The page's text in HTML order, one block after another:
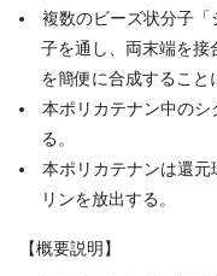
複数のビーズ状分子
子を通し、両末端を接
を簡便に合成すること
本ポリカテナン中の
る。
本ポリカテナンは還元
リンを放出する。
【概要説明】